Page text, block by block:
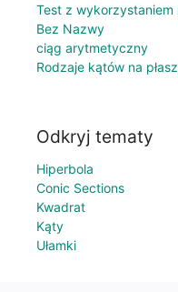
Test z wykorzystaniem
Bez Nazwy
ciąg arytmetyczny
Rodzaje kątów na
Odkryj tematy
Hiperbola
Conic Sections
Kwadrat
Kąty
Ułamki